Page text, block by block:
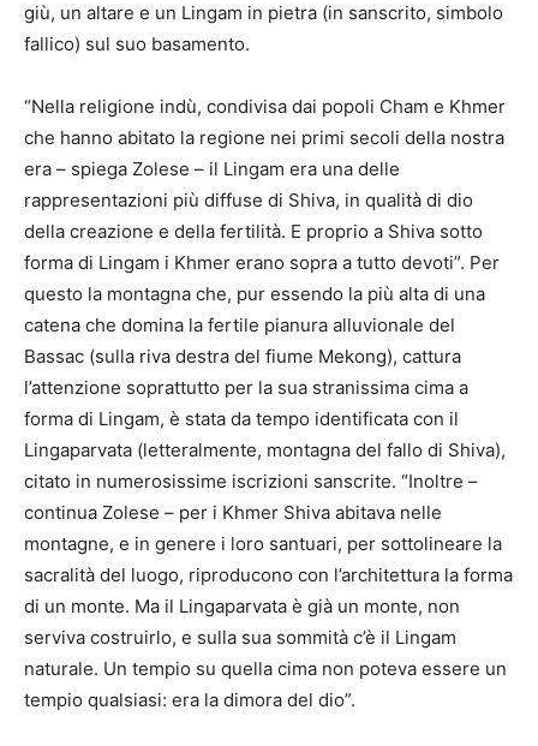
giù, un altare e un Lingam in pietra (in sanscrito, simbolo
fallico) sul suo basamento.
“Nella religione indù, condivisa dai popoli Cham e Khmer
che hanno abitato la regione nei primi secoli della nostra
era – spiega Zolese – il Lingam era una delle
rappresentazioni più diffuse di Shiva, in qualità di dio
della creazione e della fertilità. E proprio a Shiva sotto
forma di Lingam i Khmer erano sopra a tutto devoti”. Per
questo la montagna che, pur essendo la più alta di una
catena che domina la fertile pianura alluvionale del
Bassac (sulla riva destra del fiume Mekong), cattura
l’attenzione soprattutto per la sua stranissima cima a
forma di Lingam, è stata da tempo identificata con il
Lingaparvata (letteralmente, montagna del fallo di Shiva),
citato in numerosissime iscrizioni sanscrite. “Inoltre –
continua Zolese – per i Khmer Shiva abitava nelle
montagne, e in genere i loro santuari, per sottolineare la
sacralità del luogo, riproducono con l’architettura la forma
di un monte. Ma il Lingaparvata è già un monte, non
serviva costruirlo, e sulla sua sommità c’è il Lingam
naturale. Un tempio su quella cima non poteva essere un
tempio qualsiasi: era la dimora del dio”.